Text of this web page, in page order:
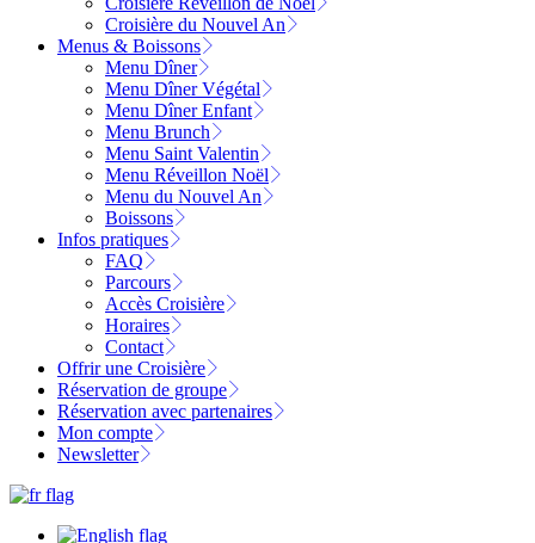
Croisière du Nouvel An
Menus & Boissons
Menu Dîner
Menu Dîner Végétal
Menu Dîner Enfant
Menu Brunch
Menu Saint Valentin
Menu Réveillon Noël
Menu du Nouvel An
Boissons
Infos pratiques
FAQ
Parcours
Accès Croisière
Horaires
Contact
Offrir une Croisière
Réservation de groupe
Réservation avec partenaires
Mon compte
Newsletter